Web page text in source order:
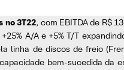
no 3T22, com EBITDA de R$
A/A e +5% T/T
linha de discos de freio
bem-sucedida da